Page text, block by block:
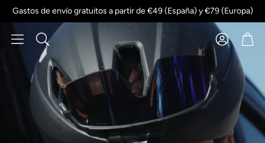
Gastos de envío gratuitos a partir de €49 (España) y €79 (Europa)
Buscar
AccountCart